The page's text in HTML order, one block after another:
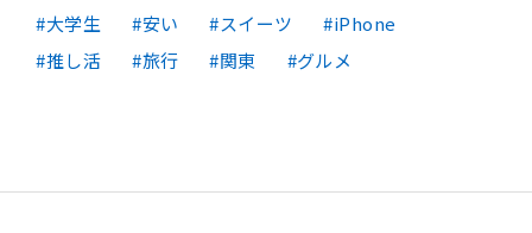
大学生
安い スイーツ
iPhone
推し活
旅行 関東 グルメ